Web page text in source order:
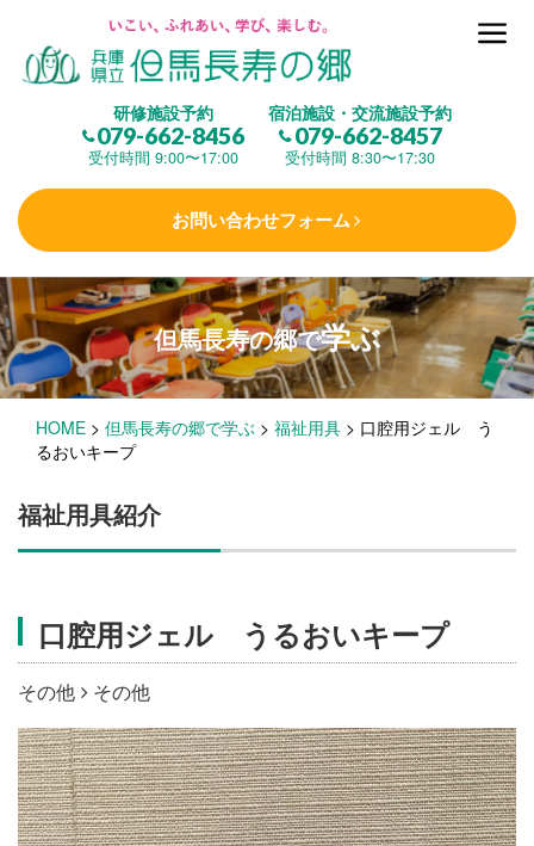
研修施設予約
079-662-8456
受付時間 9:00〜17:00
宿泊施設・交流施設予約
079-662-8457
受付時間 8:30〜17:30
お問い合わせフォーム
但馬長寿の郷とは
(研修施設)
楽しむ
学 ぶ(健康福祉)
泊まる(宿泊)
施設・料金
アクセス
但馬長寿の郷で学ぶ
HOME > 但馬長寿の郷で学ぶ > 福祉用具 > 口腔用ジェル う
るおいキープ
福祉用具紹介
口腔用ジェル うるおいキープ
その他 その他